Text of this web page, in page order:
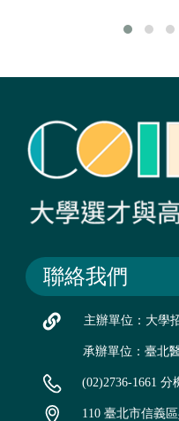
聯絡我們
主辦單位：大學
承辦單位：臺北
(02)2736-1661 分
110 臺北市信義